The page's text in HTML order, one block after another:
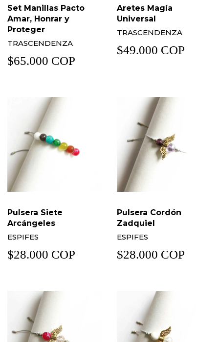
Set Manillas Pacto
Amar, Honrar y
Proteger
TRASCENDENZA
$65.000 COP
Aretes Magía
Universal
TRASCENDENZA
$49.000 COP
Pulsera Siete
Arcángeles
ESPIFES
$28.000 COP
Pulsera Cordón
Zadquiel
ESPIFES
$28.000 COP